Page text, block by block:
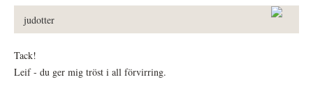
judotter
Tack!
Leif - du ger mig tröst i all förvirring.